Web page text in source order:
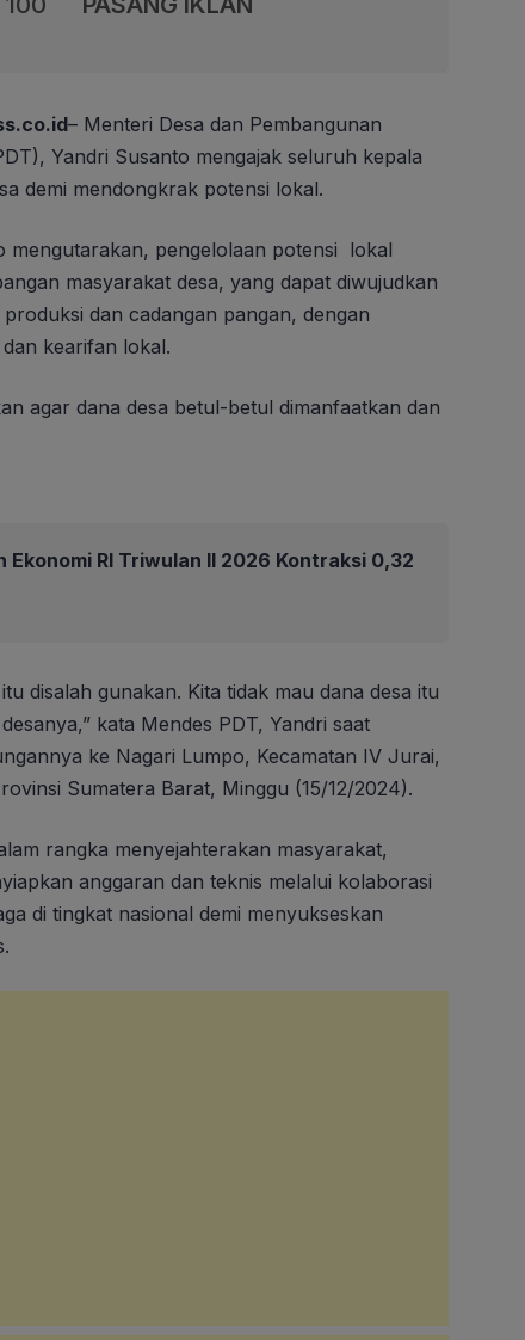
– Menteri Desa dan Pembangunan
Yandri Susanto mengajak seluruh kepala
demi mendongkrak potensi lokal.
mengutarakan, pengelolaan potensi lokal
masyarakat desa, yang dapat diwujudkan
dan cadangan pangan, dengan
kearifan lokal.
agar dana desa betul-betul dimanfaatkan dan
Ekonomi RI Triwulan II 2026 Kontraksi 0,32
disalah gunakan. Kita tidak mau dana desa itu
kata Mendes PDT, Yandri saat
ke Nagari Lumpo, Kecamatan IV Jurai,
Sumatera Barat, Minggu (15/12/2024).
rangka menyejahterakan masyarakat,
anggaran dan teknis melalui kolaborasi
di tingkat nasional demi menyukseskan